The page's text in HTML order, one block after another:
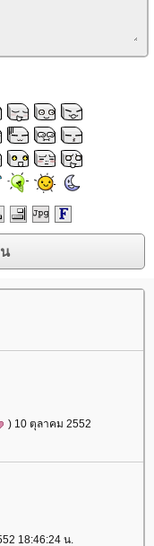
) 10 ตุลาคม 2552
18:46:24 น.